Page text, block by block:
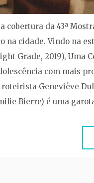
cobertura da 43ª
na cidade. Vindo na
Grade, 2019),
com mais
Geneviève
Bierre) é uma